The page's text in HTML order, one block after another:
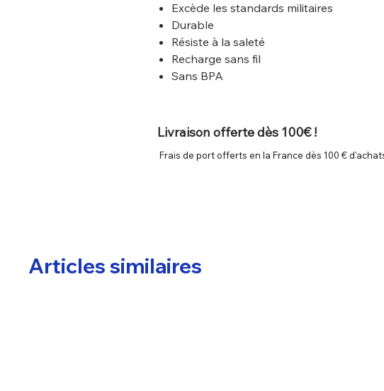
Excède les standards militaires
Durable
Résiste à la saleté
Recharge sans fil
Sans BPA
Livraison offerte dès 100€ !
Frais de port offerts en la France dès 100 €
Articles similaires